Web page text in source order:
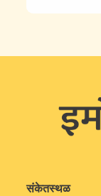
संकेतस्थळ